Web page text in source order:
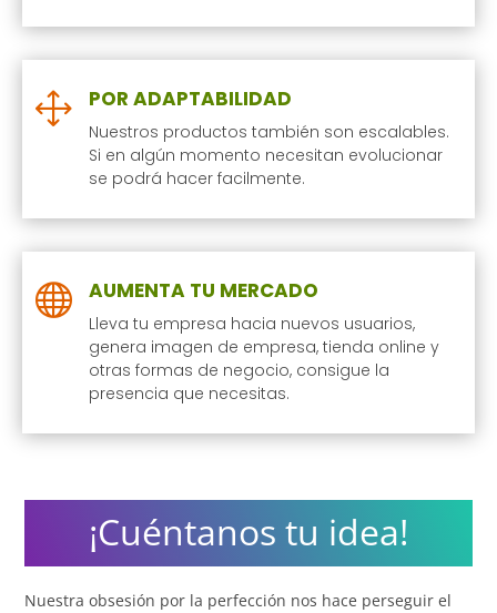
1 POR ADAPTABILIDAD
Nuestros productos también son escalables.
Si en algún momento necesitan evolucionar
se podrá hacer facilmente.
 AUMENTA TU MERCADO
Lleva tu empresa hacia nuevos usuarios,
genera imagen de empresa, tienda online y
otras formas de negocio, consigue la
presencia que necesitas.
¡Cuéntanos tu idea!
Nuestra obsesión por la perfección nos hace perseguir el